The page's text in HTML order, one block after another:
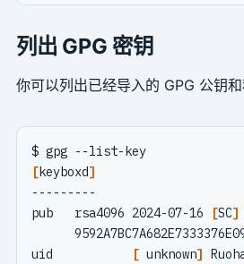
列出 GPG 密钥
你可以列出已经导入的 GPG 公钥和
$ gpg --list-key
[keyboxd]
pub   rsa4096 2024-07-16
[SC]
uid
[ unknown]